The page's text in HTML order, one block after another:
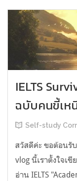
IELTS
ฉบับคนขี้เห
Self-study
สวัสดีค่ะ ขอต้อนรั
vlog นี้เราตั้งใจเ
อ่าน IELTS